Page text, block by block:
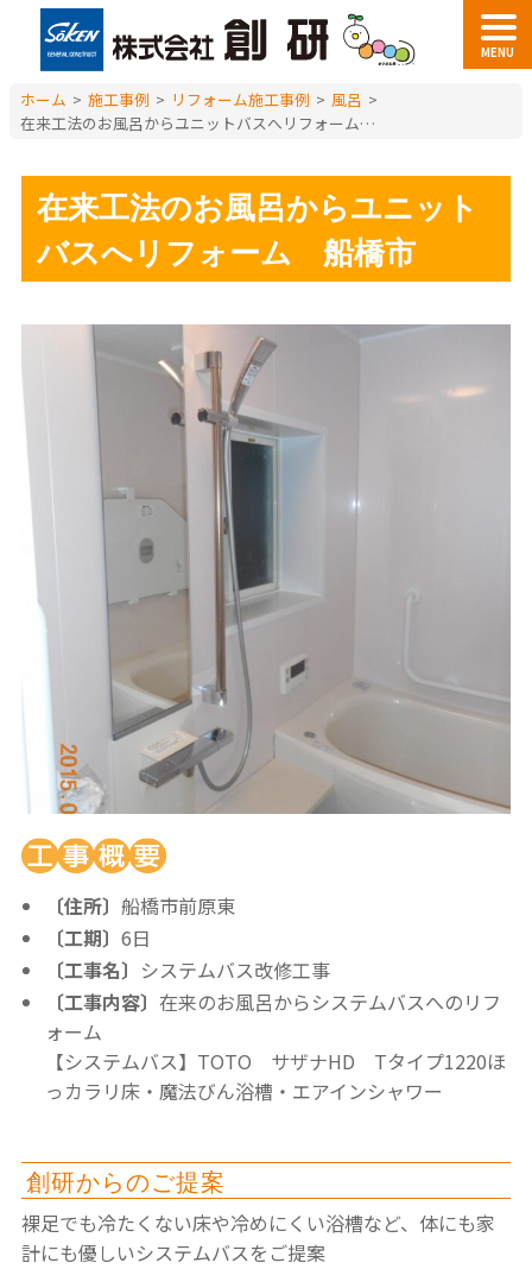
MENU
ホーム > 施工事例 > リフォーム施工事例 > 風呂 >
在来工法のお風呂からユニットバスへリフォーム 船橋市
在来工法のお風呂からユニット
バスへリフォーム 船橋市
〔住所〕 船橋市前原東
〔工期〕 6日
〔工事名〕 システムバス改修工事
〔工事内容〕 在来のお風呂からシステムバスへのリフ
ォーム
【システムバス】TOTO サザナHD Tタイプ1220ほ
っカラリ床・魔法びん浴槽・エアインシャワー
創研からのご提案
裸足でも冷たくない床や冷めにくい浴槽など、体にも家
計にも優しいシステムバスをご提案